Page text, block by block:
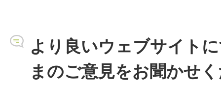
より良いウェブサイト
まのご意見をお聞かせ